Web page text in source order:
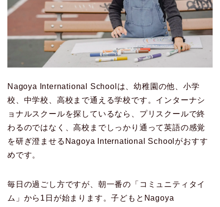
Nagoya International Schoolは、幼稚園の他、小学
校、中学校、高校まで通える学校です。インターナシ
ョナルスクールを探しているなら、プリスクールで終
わるのではなく、高校までしっかり通って英語の感覚
を研ぎ澄ませるNagoya International Schoolがおすす
めです。
毎日の過ごし方ですが、朝一番の「コミュニティタイ
ム」から1日が始まります。子どもとNagoya